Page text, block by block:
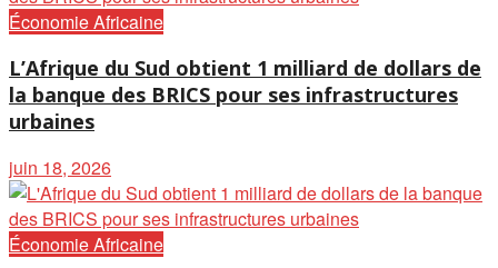
Économie Africaine
L’Afrique du Sud obtient 1 milliard de dollars de
la banque des BRICS pour ses infrastructures
urbaines
juin 18, 2026
Économie Africaine